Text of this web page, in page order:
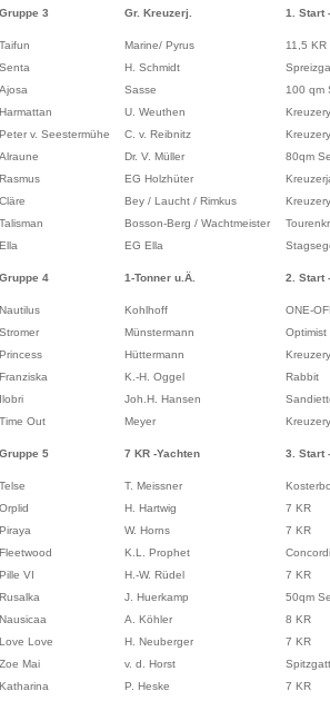
Gruppe 3 Gr. Kreuzerj. 1. Start -
Taifun Marine/ Pyrus
11,5 KR
Senta
H. Schmidt
Ajosa
Sasse
100 qm
Harmattan
U. Weuthen
Peter v. Seestermühe
C. v. Reibnitz
Alraune
Dr. V. Müller
80qm
Rasmus
EG Holzhüter
Cläre
Bey / Laucht / Rimkus
Talisman
Bosson-Berg / Wachtmeister
Ella
EG Ella
Gruppe 4 1-Tonner u.Ä. 2. Start -
Nautilus Kohlhoff
ONE-
Stromer
Münstermann
Optimist
Princess
Hüttermann
Franziska
K.-H. Oggel
Rabbit
Ilobri
Joh.H. Hansen
Time Out
Meyer
Gruppe 5 7 KR -Yachten 3. Start -
Telse T. Meissner
Orplid
H. Hartwig
7 KR
Piraya
W. Horns
7 KR
Fleetwood
K.L. Prophet
Pille VI
H.-W. Rüdel
7 KR
Rusalka
J. Huerkamp
50qm
Nausicaa
A. Köhler
8 KR
Love Love
H. Neuberger
7 KR
Zoe Mai
v. d. Horst
Katharina
P. Heske
7 KR